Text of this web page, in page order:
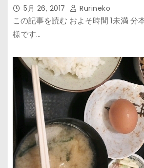
5月 26, 2017 Rurineko
この記事を読む およそ時間 1未満 分
様です…